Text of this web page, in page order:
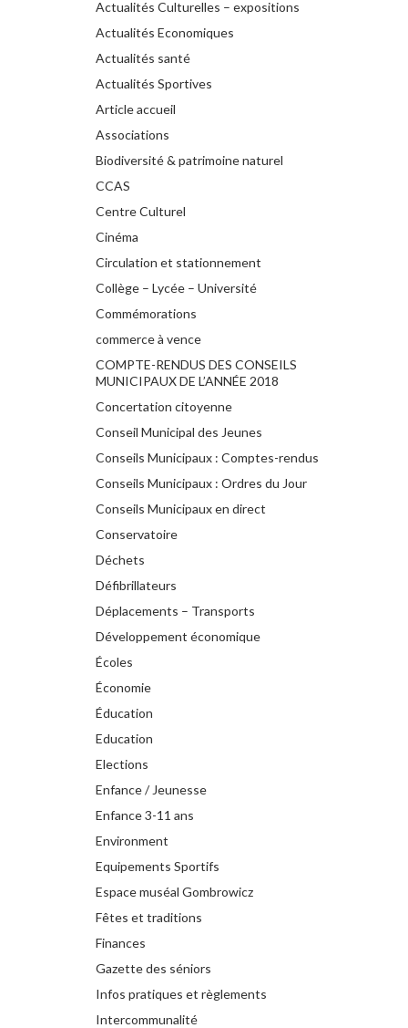
Actualités Culturelles – expositions
Actualités Economiques
Actualités santé
Actualités Sportives
Article accueil
Associations
Biodiversité & patrimoine naturel
CCAS
Centre Culturel
Cinéma
Circulation et stationnement
Collège – Lycée – Université
Commémorations
commerce à vence
COMPTE-RENDUS DES CONSEILS
MUNICIPAUX DE L’ANNÉE 2018
Concertation citoyenne
Conseil Municipal des Jeunes
Conseils Municipaux : Comptes-rendus
Conseils Municipaux : Ordres du Jour
Conseils Municipaux en direct
Conservatoire
Déchets
Défibrillateurs
Déplacements – Transports
Développement économique
Écoles
Économie
Éducation
Education
Elections
Enfance / Jeunesse
Enfance 3-11 ans
Environment
Equipements Sportifs
Espace muséal Gombrowicz
Fêtes et traditions
Finances
Gazette des séniors
Infos pratiques et règlements
Intercommunalité